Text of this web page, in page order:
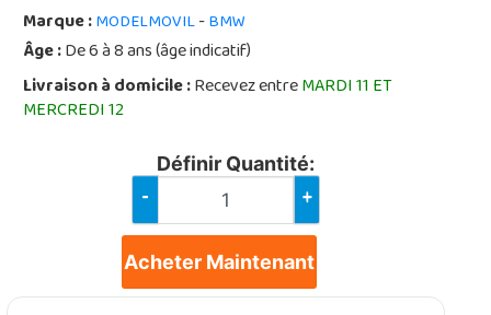
Marque :MODELMOVIL-BMW
Âge :De 6 à 8 ans (âge indicatif)
Livraison à domicile :Recevez entreMARDI 11 ET
MERCREDI 12
Définir Quantité:
- +
Acheter Maintenant